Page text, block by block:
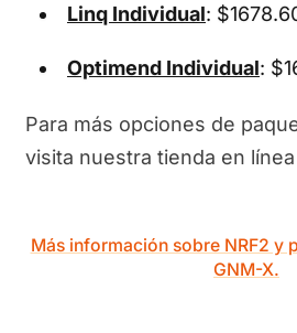
Linq Individual:
Optimend Individual:
Para más opciones de
visita nuestra tienda en línea
Más información sobre NRF2 y
GNM-X.